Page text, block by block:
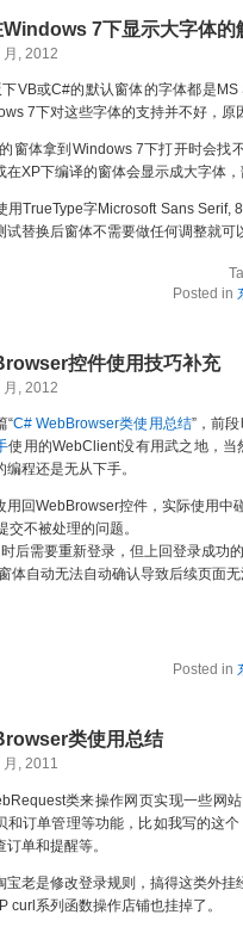
7下显示大字体的
, 2012
VB或C#的默认窗体的字体都是
7下对这些字体的支持并不好，原
窗体拿到Windows 7下打开时会找
在XP下编译的窗体会显示成大字体，
用TrueType字Microsoft Sans Serif,
试替换后窗体不需要做任何调整就可
Posted in
控件使用技巧补充
, 2012
“C# WebBrowser类使用总结”，前
使用的WebClient没有用武之地，
程还是无从下手。
用回WebBrowser控件，实际使用中
交不被处理的问题。
后需要重新登录，但上回登录成功
体自动无法自动确认导致后续页面无
Posted in
类使用总结
, 2011
类来操作网页实现一些网
和订单管理等功能，比如我写的这个
单和提醒等。
宝老是修改登录规则，搞得这类外
curl系列函数操作店铺也挂掉了。